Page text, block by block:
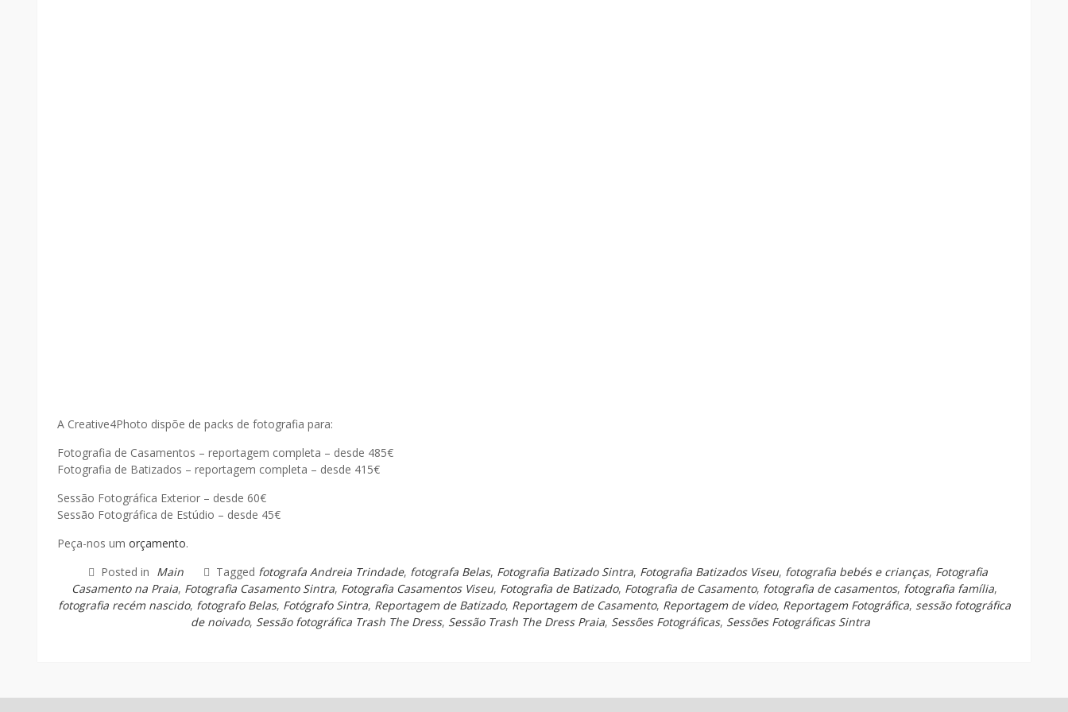
A Creative4Photo dispõe de packs de fotografia para:
Fotografia de Casamentos – reportagem completa – desde 485€
Fotografia de Batizados – reportagem completa – desde 415€
Sessão Fotográfica Exterior – desde 60€
Sessão Fotográfica de Estúdio – desde 45€
Peça-nos um orçamento.
Posted in Main Tagged fotografa Andreia Trindade, fotografa Belas, Fotografia Batizado Sintra, Fotografia Batizados Viseu, fotografia bebés e crianças, Fotografia
Casamento na Praia, Fotografia Casamento Sintra, Fotografia Casamentos Viseu, Fotografia de Batizado, Fotografia de Casamento, fotografia de casamentos, fotografia família,
fotografia recém nascido, fotografo Belas, Fotógrafo Sintra, Reportagem de Batizado, Reportagem de Casamento, Reportagem de vídeo, Reportagem Fotográfica, sessão fotográfica
de noivado, Sessão fotográfica Trash The Dress, Sessão Trash The Dress Praia, Sessões Fotográficas, Sessões Fotográficas Sintra